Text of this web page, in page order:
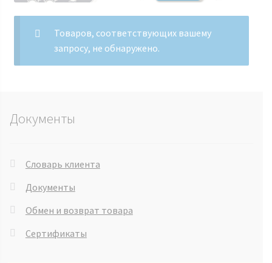
Товаров, соответствующих вашему
запросу, не обнаружено.
Документы
Словарь клиента
Документы
Обмен и возврат товара
Сертификаты